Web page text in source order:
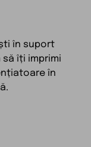
în suport
îți imprimi
în